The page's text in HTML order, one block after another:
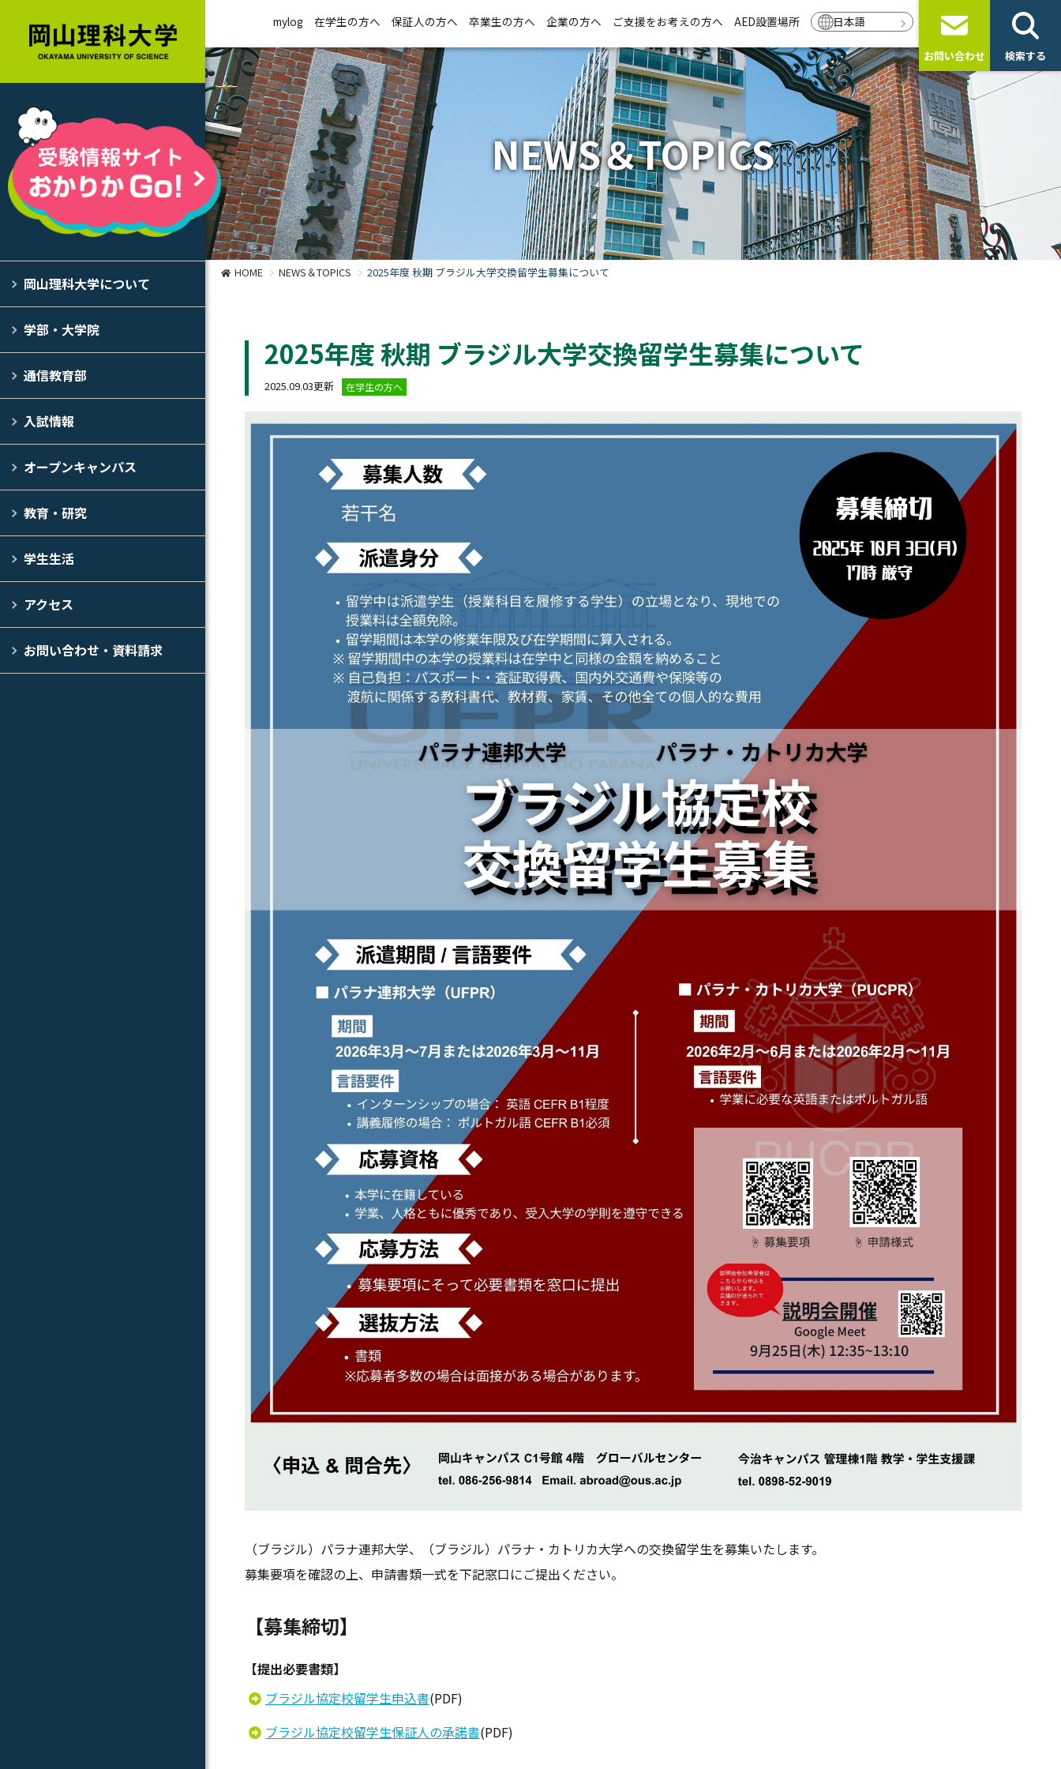
岡山理科大学について
学部・大学院
通信教育部
入試情報
オープンキャンパス
教育・研究
学生生活
アクセス
お問い合わせ・資料請求
mylog 在学生の方へ 保証人の方へ 卒業生の方へ 企業の方へ ご支援をお考えの方へ AED設置場所 日本語
お問い合わせ 検索する
NEWS＆TOPICS
HOME NEWS＆TOPICS 2025年度 秋期 ブラジル大学交換留学生募集について
2025年度 秋期 ブラジル大学交換留学生募集について
2025.09.03更新 在学生の方へ
（ブラジル）パラナ連邦大学、（ブラジル）パラナ・カトリカ大学への交換留学生を募集いたします。
募集要項を確認の上、申請書類一式を下記窓口にご提出ください。
【募集締切】
【提出必要書類】
ブラジル協定校留学生申込書(PDF)
ブラジル協定校留学生保証人の承諾書(PDF)